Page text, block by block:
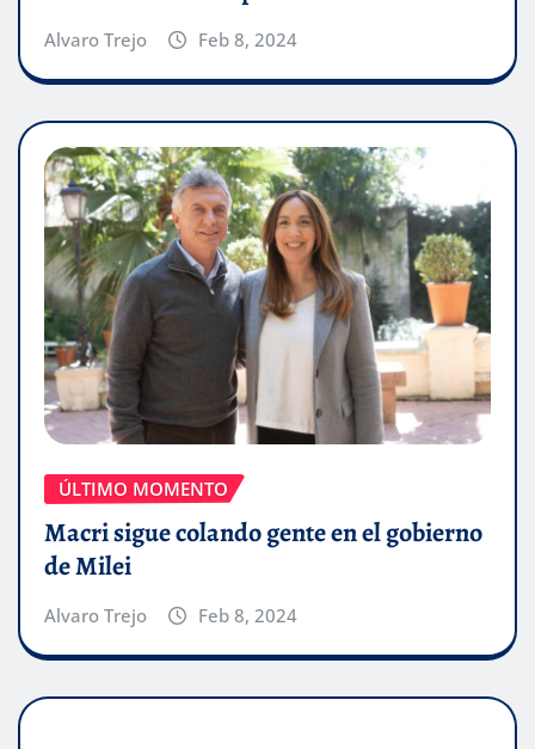
Alvaro Trejo Feb 8, 2024
ÚLTIMO MOMENTO
Macri sigue colando gente en el gobierno
de Milei
Alvaro Trejo Feb 8, 2024